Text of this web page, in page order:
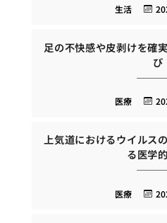
生活
足の不快感や皮剥けを確
び
医療
上気道におけるウイルス
る医学
医療